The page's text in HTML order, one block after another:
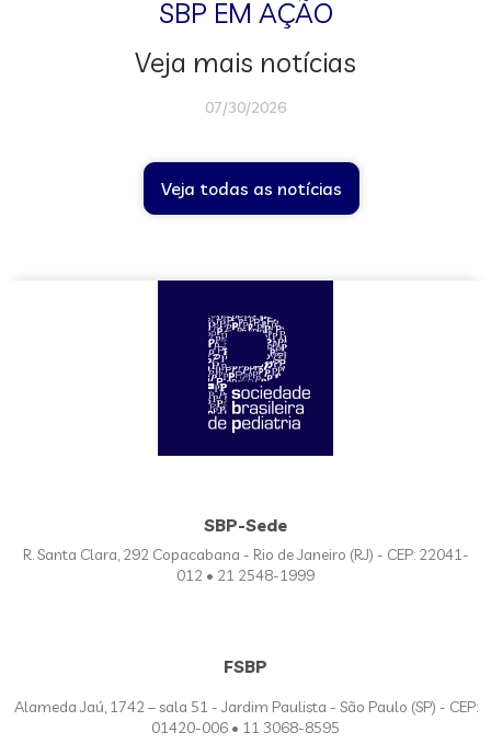
SBP EM AÇÃO
Veja mais notícias
07/30/2026
Veja todas as notícias
SBP-Sede
R. Santa Clara, 292 Copacabana - Rio de Janeiro (RJ) - CEP: 22041-
012 • 21 2548-1999
FSBP
Alameda Jaú, 1742 – sala 51 - Jardim Paulista - São Paulo (SP) - CEP:
01420-006 • 11 3068-8595